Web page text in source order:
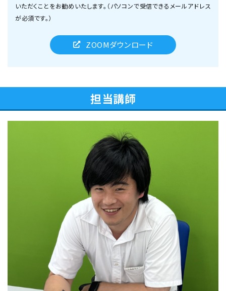
ZOOMダウンロード
いただくことをお勧めいたします。（パソコンで受信できるメールアドレス
が必須です。）
担当講師